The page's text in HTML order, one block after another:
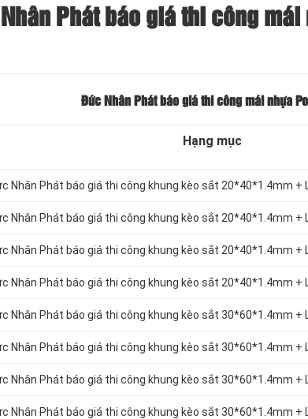
Phát báo giá thi công mái
Đức Nhân Phát báo giá thi công mái nhựa
Hạng mục
Nhân Phát báo giá thi công khung kèo sắt 20*40*1.4mm +
Nhân Phát báo giá thi công khung kèo sắt 20*40*1.4mm +
Nhân Phát báo giá thi công khung kèo sắt 20*40*1.4mm +
Nhân Phát báo giá thi công khung kèo sắt 20*40*1.4mm +
Nhân Phát báo giá thi công khung kèo sắt 30*60*1.4mm +
Nhân Phát báo giá thi công khung kèo sắt 30*60*1.4mm +
Nhân Phát báo giá thi công khung kèo sắt 30*60*1.4mm +
Nhân Phát báo giá thi công khung kèo sắt 30*60*1.4mm +